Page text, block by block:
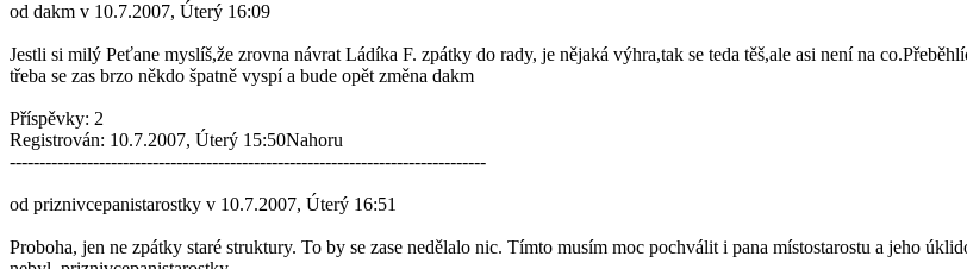
od dakm v 10.7.2007, Úterý 16:09
Jestli si milý Peťane myslíš,že zrovna návrat Ládíka F. zpátky do rady, je nějaká výhra,tak se teda těš,ale asi není na
třeba se zas brzo někdo špatně vyspí a bude opět změna dakm
Příspěvky: 2
Registrován: 10.7.2007, Úterý 15:50Nahoru
--------------------------------------------------------------------------------
od priznivcepanistarostky v 10.7.2007, Úterý 16:51
Proboha, jen ne zpátky staré struktury. To by se zase nedělalo nic. Tímto musím moc pochválit i pana místostarostu a jeho